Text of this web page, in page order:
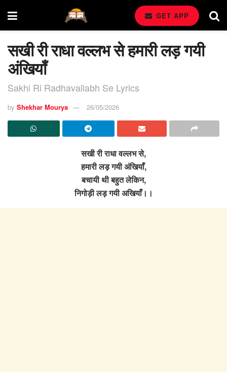
GET APP
सखी री राधा वल्लभ से हमारी लड़ गयी
अंखियाँ
Sakhi Ri Radhavallabh Se Lyrics
by Shekhar Mourya 26/05/2026
सखी री राधा वल्लभ से,
हमारी लड़ गयी अंखियाँ,
बचायी थी बहुत लेकिन,
निगोड़ी लड़ गयी अखियाँ।।